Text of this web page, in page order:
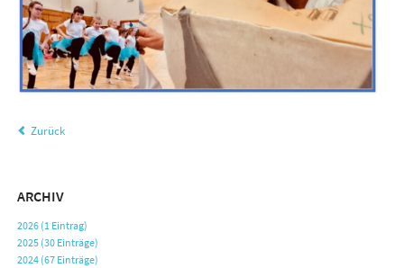
Zurück
ARCHIV
2026 (1 Eintrag)
2025 (30 Einträge)
2024 (67 Einträge)